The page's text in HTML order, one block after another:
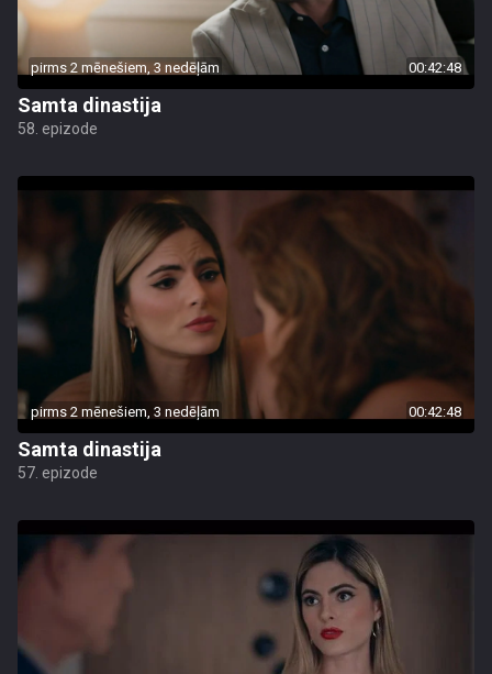
pirms 2 mēnešiem, 3 nedēļām 00:42:48
Samta dinastija
58. epizode
pirms 2 mēnešiem, 3 nedēļām 00:42:48
Samta dinastija
57. epizode